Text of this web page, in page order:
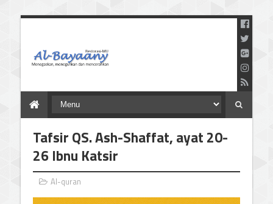
dan Mencerahkan
Tafsir QS. Ash-Shaffat, ayat 20-
26 Ibnu Katsir
Al-quran